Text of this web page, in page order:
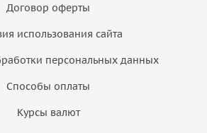
Договор оферты
использования сайта
персональных данных
Способы оплаты
Курсы валют